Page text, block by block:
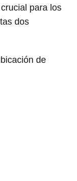
para los
dos
de